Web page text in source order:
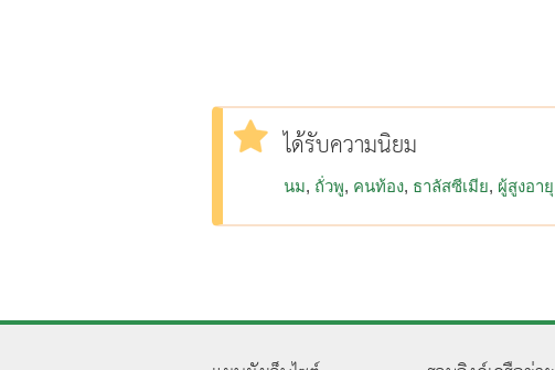
ได้รับความนิยม
นม ถั่วพู คนท้อง ธาลัสซีเมีย ผู้สูงอายุ